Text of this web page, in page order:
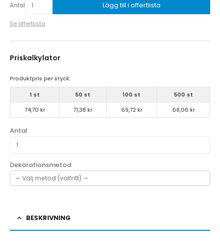
Antal Lägg till i offertlista
Se offertlista
Priskalkylator
Produktpris per styck:
1 st 50 st 100 st
500 st
74,70 kr
71,38 kr 69,72 kr 68,06 kr
Antal
Dekorationsmetod
BESKRIVNING